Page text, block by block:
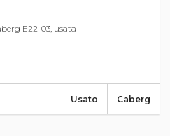
E22-03, usata
Caberg
Usato